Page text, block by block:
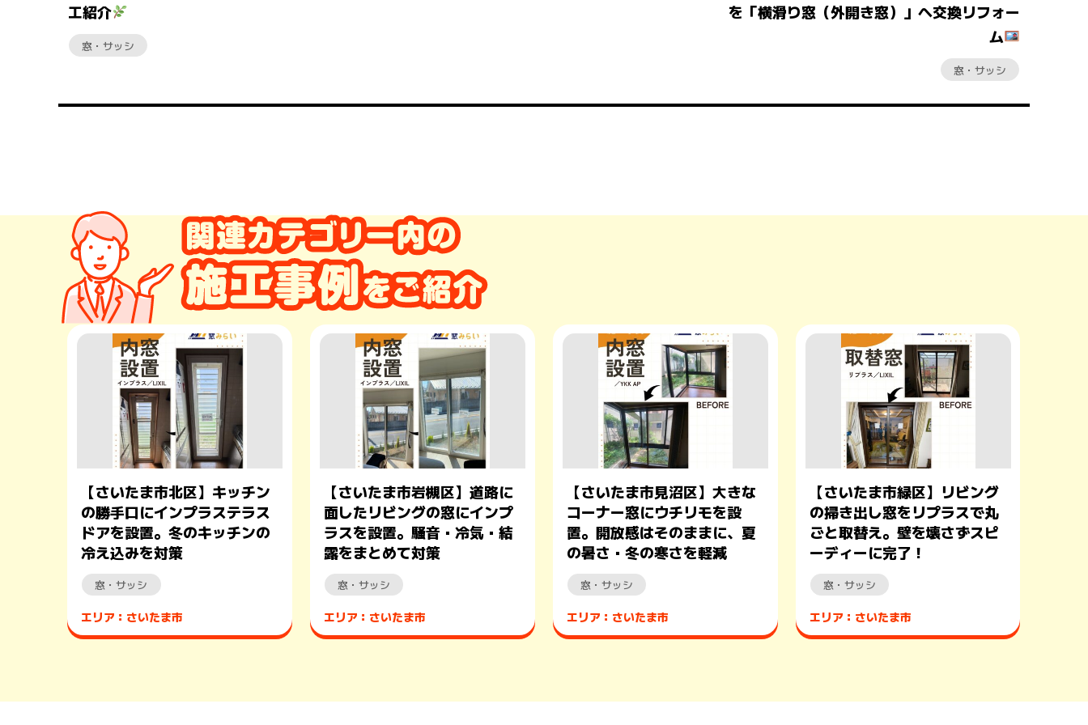
工紹介
窓・サッシ
を「横滑り窓（外開き窓）」へ交換リフォー
ム
窓・サッシ
【さいたま市北区】キッチン
の勝手口にインプラステラス
ドアを設置。冬のキッチンの
冷え込みを対策
窓・サッシ
エリア：さいたま市
【さいたま市岩槻区】道路に
面したリビングの窓にインプ
ラスを設置。騒音・冷気・結
露をまとめて対策
窓・サッシ
エリア：さいたま市
【さいたま市見沼区】大きな
コーナー窓にウチリモを設
置。開放感はそのままに、夏
の暑さ・冬の寒さを軽減
窓・サッシ
エリア：さいたま市
【さいたま市緑区】リビング
の掃き出し窓をリプラスで丸
ごと取替え。壁を壊さずスピ
ーディーに完了！
窓・サッシ
エリア：さいたま市